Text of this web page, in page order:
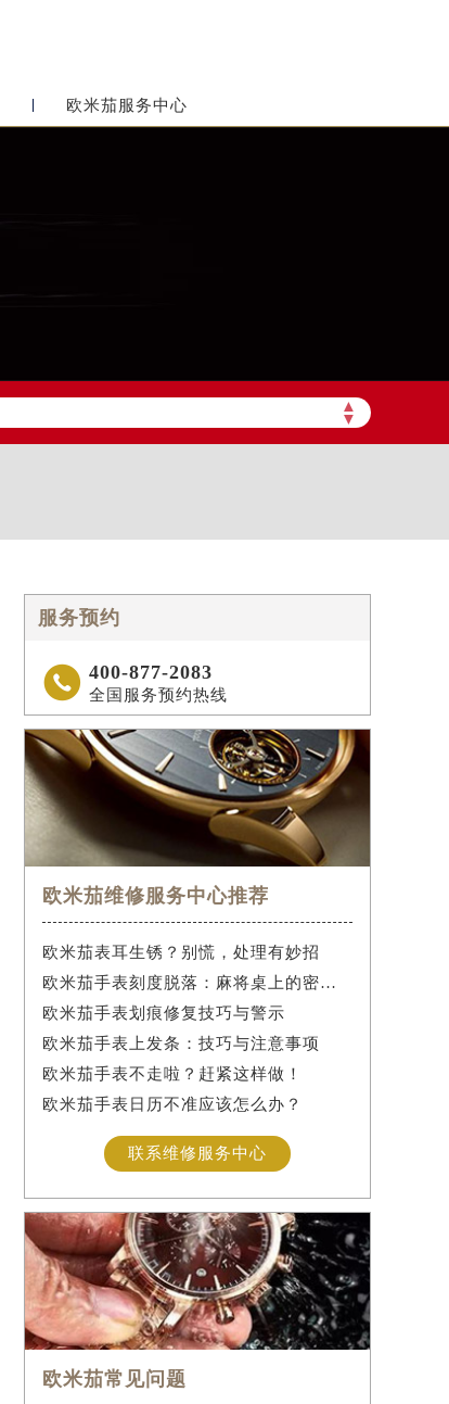
欧米茄服务中心
▲
▼
服务预约
 400-877-2083
全国服务预约热线
欧米茄维修服务中心推荐
欧米茄表耳生锈？别慌，处理有妙招
欧米茄手表刻度脱落：麻将桌上的密室逃脱术
欧米茄手表划痕修复技巧与警示
欧米茄手表上发条：技巧与注意事项
欧米茄手表不走啦？赶紧这样做！
欧米茄手表日历不准应该怎么办？
联系维修服务中心
欧米茄常见问题